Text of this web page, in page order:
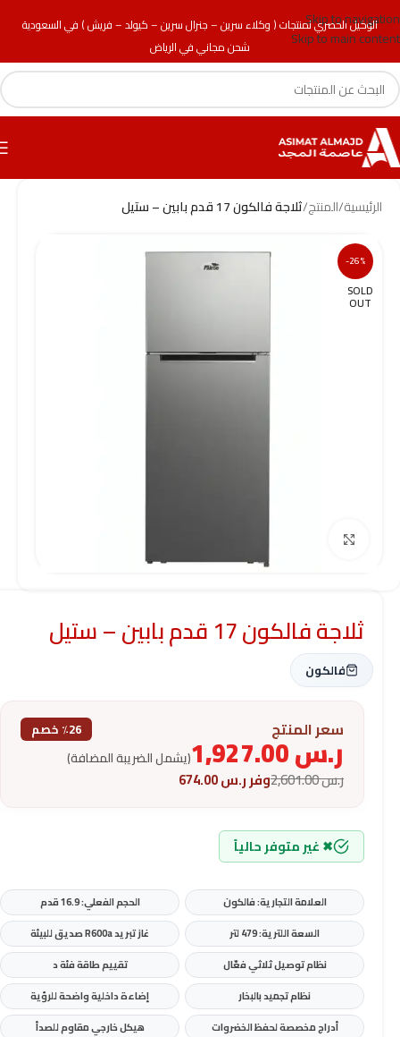
الوكيل الحصري لمنتجات ( وكلاء سرين – جنرال سرين – كيولد – فريش ) في السعودية
شحن مجاني في الرياض
Skip to navigation
Skip to main content
الرئيسية/المنتج/ثلاجة فالكون 17 قدم بابين – ستيل
-26%
SOLD
OUT
ثلاجة فالكون 17 قدم بابين – ستيل
فالكون
سعر المنتج ٪26 خصم
ر.س (يشمل الضريبة المضافة)
ر.س2,601.00 وفرر.س
✖ غير متوفر حالياً
العلامة التجارية: فالكون
الحجم الفعلي: 16.9 قدم
السعة اللترية: 479 لتر
غاز تبريد R600a صديق للبيئة
نظام توصيل ثلاثي فعّال
تقييم طاقة فئة د
نظام تجميد بالبخار
إضاءة داخلية واضحة للرؤية
أدراج مخصصة لحفظ الخضروات
هيكل خارجي مقاوم للصدأ